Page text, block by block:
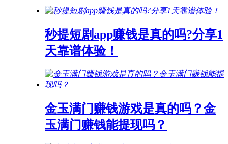
秒提短剧app赚钱是真的吗?分享1
天靠谱体验！
金玉满门赚钱游戏是真的吗？金
玉满门赚钱能提现吗？